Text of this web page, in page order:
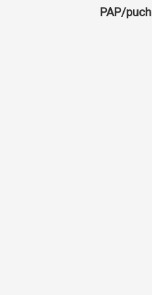
PAP/puch